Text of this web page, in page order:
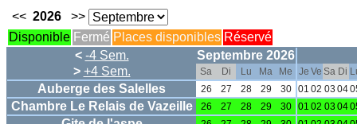
<< 2026
>>
Disponible Fermé Places disponibles Réservé
< -4 Sem.
Septembre 2026
> +4 Sem. Sa Di Lu Ma Me Je Ve Sa Di
Auberge des Salelles 26 27 28 29 30 01 02 03 04
Chambre Le Relais de Vazeille 26 27 28 29 30 01 02 0304